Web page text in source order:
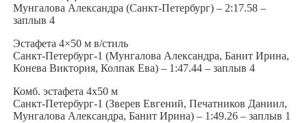
Мунгалова Александра (Санкт-Петербург) – 2:17.58 –
заплыв 4
Эстафета 4×50 м в/стиль
Санкт-Петербург-1 (Мунгалова Александра, Банит Ирина,
Конева Виктория, Колпак Ева) – 1:47.44 – заплыв 4
Комб. эстафета 4х50 м
Санкт-Петербург-1 (Зверев Евгений, Печатников Даниил,
Мунгалова Александра, Банит Ирина) – 1:49.26 – заплыв 1